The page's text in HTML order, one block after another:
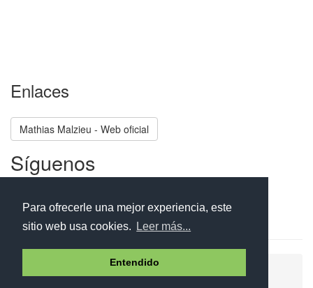
Para ofrecerle una mejor experiencia, este
sitio web usa cookies.
Leer más...
Entendido
Enlaces
Mathias Malzieu - Web oficial
Síguenos
Aviso legal